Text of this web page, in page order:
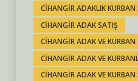
CIHANGIR ADAKLIK KURBAN
CIHANGIR ADAK SATIŞ
CIHANGIR ADAK VE KURBAN
CIHANGIR ADAK VE
CIHANGIR ADAK VE KURBAN